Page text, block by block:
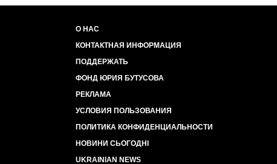
О НАС
КОНТАКТНАЯ ИНФОРМАЦИЯ
ПОДДЕРЖАТЬ
ФОНД ЮРИЯ БУТУСОВА
РЕКЛАМА
УСЛОВИЯ ПОЛЬЗОВАНИЯ
ПОЛИТИКА КОНФИДЕНЦИАЛЬНОСТИ
НОВИНИ СЬОГОДНІ
UKRAINIAN NEWS